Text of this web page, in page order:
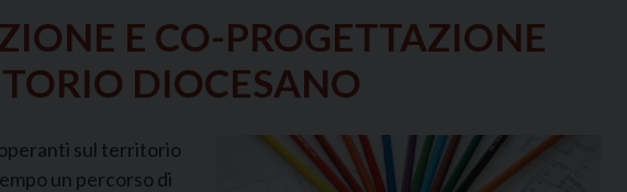
E CO-PROGETTAZIONE
DIOCESANO
sul territorio
un percorso di